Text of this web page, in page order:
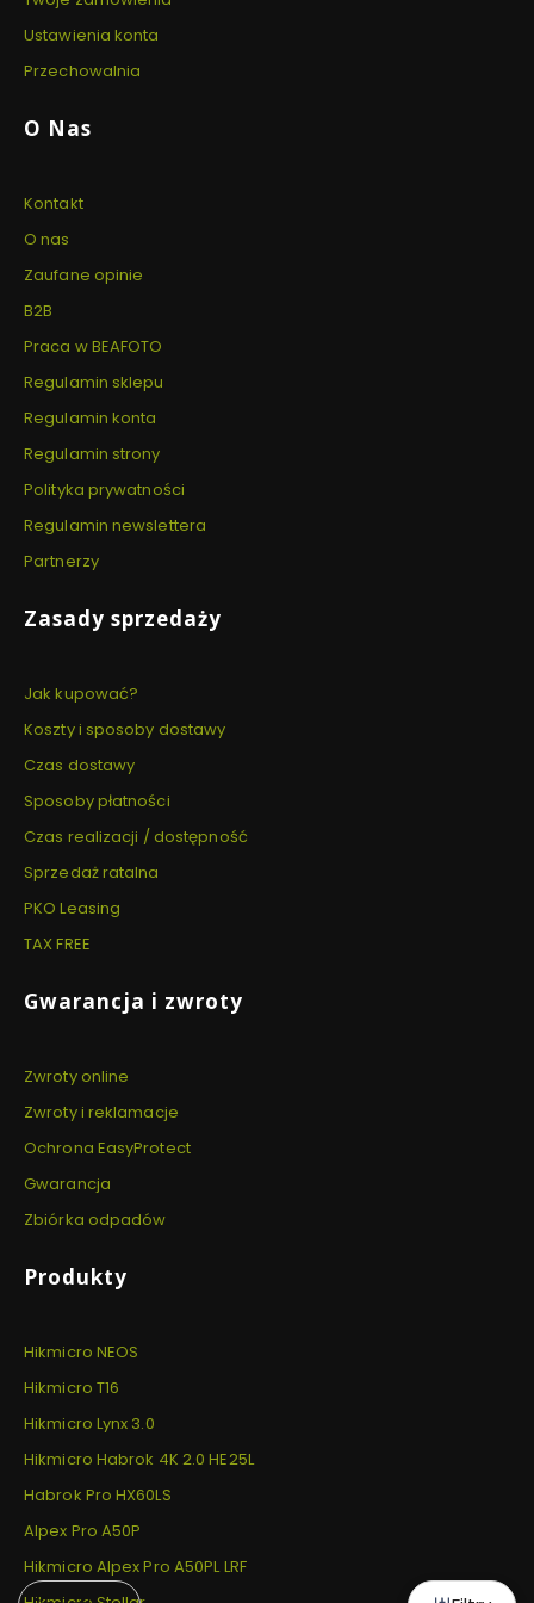
Ustawienia konta
Przechowalnia
O Nas
Kontakt
O nas
Zaufane opinie
B2B
Praca w BEAFOTO
Regulamin sklepu
Regulamin konta
Regulamin strony
Polityka prywatności
Regulamin newslettera
Partnerzy
Zasady sprzedaży
Jak kupować?
Koszty i sposoby dostawy
Czas dostawy
Sposoby płatności
Czas realizacji / dostępność
Sprzedaż ratalna
PKO Leasing
TAX FREE
Gwarancja i zwroty
Zwroty online
Zwroty i reklamacje
Ochrona EasyProtect
Gwarancja
Zbiórka odpadów
Produkty
Hikmicro NEOS
Hikmicro T16
Hikmicro Lynx 3.0
Hikmicro Habrok 4K 2.0 HE25L
Habrok Pro HX60LS
Alpex Pro A50P
Hikmicro Alpex Pro A50PL LRF